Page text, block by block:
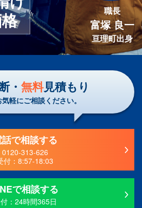
職長
富塚 良一
亘理町出身
・ 無料見積もり
軽にご相談ください。
話で相談する
0120-313-626
付：8:57-18:03
で相談する
：24時間365日